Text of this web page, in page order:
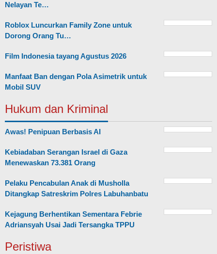
Nelayan Te…
Roblox Luncurkan Family Zone untuk
Dorong Orang Tu…
Film Indonesia tayang Agustus 2026
Manfaat Ban dengan Pola Asimetrik untuk
Mobil SUV
Hukum dan Kriminal
Awas! Penipuan Berbasis AI
Kebiadaban Serangan Israel di Gaza
Menewaskan 73.381 Orang
Pelaku Pencabulan Anak di Musholla
Ditangkap Satreskrim Polres Labuhanbatu
Kejagung Berhentikan Sementara Febrie
Adriansyah Usai Jadi Tersangka TPPU
Peristiwa